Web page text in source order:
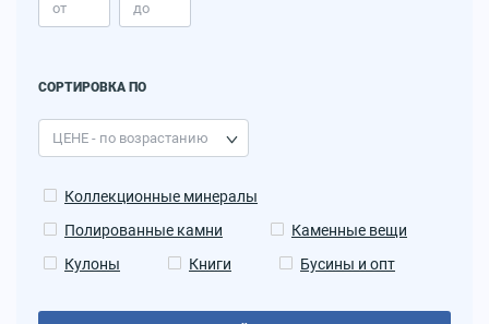
СОРТИРОВКА ПО
Коллекционные минералы
Полированные камни
Каменные вещи
Кулоны
Книги Бусины и опт